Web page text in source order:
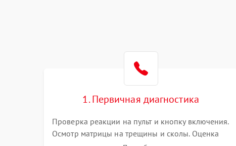
Программное обеспечение
Корпус и механика
1. Первичная диагностика
Проверка реакции на пульт и кнопку включения.
Осмотр матрицы на трещины и сколы. Оценка